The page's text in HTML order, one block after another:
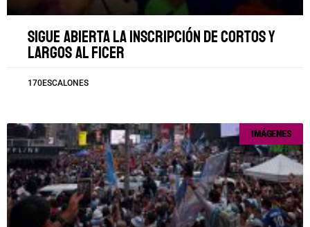
Sigue abierta la inscripción de cortos y
largos al FICER
170ESCALONES
IMÁGENES